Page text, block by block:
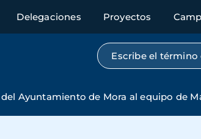
Delegaciones Proyectos
Búsqueda por
Ayuntamiento de Mora al equipo de